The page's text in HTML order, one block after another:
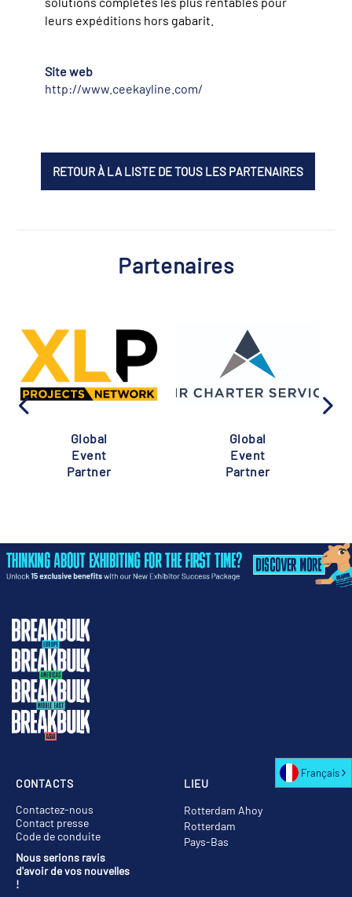
leurs expéditions hors gabarit.
Site web
http://www.ceekayline.com/
RETOUR À LA LISTE DE TOUS LES PARTENAIRES
Partenaires
Global
Event
Partner
Global
Event
Partner
LIEU
Rotterdam Ahoy
Rotterdam
Pays-Bas
CONTACTS
Contactez-nous
Contact presse
Code de conduite
Nous serions ravis
d'avoir de vos nouvelles
!
Français